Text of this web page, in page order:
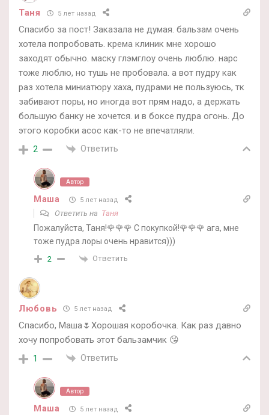
Таня 5 лет назад
Спасибо за пост! Заказала не думая. бальзам очень
хотела попробовать. крема клиник мне хорошо
заходят обычно. маску глэмглоу очень люблю. нарс
тоже люблю, но тушь не пробовала. а вот пудру как
раз хотела миниатюру хаха, пудрами не пользуюсь, тк
забивают поры, но иногда вот прям надо, а держать
большую банку не хочется. и в боксе пудра огонь. До
этого коробки асос как-то не впечатляли.
2 Ответить
Автор
Маша 5 лет назад
Ответить на Таня
Пожалуйста, Таня!🌹🌹🌹 С покупкой!🌹🌹🌹 ага, мне
тоже пудра лоры очень нравится)))
2 Ответить
Любовь 5 лет назад
Спасибо, Маша🌷Хорошая коробочка. Как раз давно
хочу попробовать этот бальзамчик 😘
1 Ответить
Автор
Маша 5 лет назад